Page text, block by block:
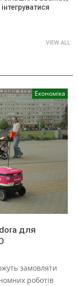
VIEW ALL
Економіка
для
замовляти
роботів